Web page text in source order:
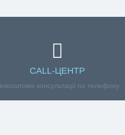
CALL-ЦЕНТР
консультації по телефону